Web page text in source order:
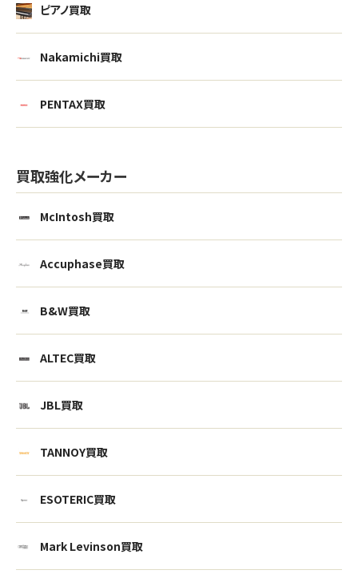
ピアノ買取
Nakamichi買取
PENTAX買取
買取強化メーカー
McIntosh買取
Accuphase買取
B&W買取
ALTEC買取
JBL買取
TANNOY買取
ESOTERIC買取
Mark Levinson買取